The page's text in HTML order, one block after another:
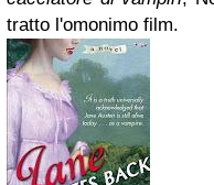
tratto l'omonimo film.